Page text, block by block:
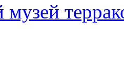
музей